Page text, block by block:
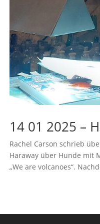
14 01 2025 –
Rachel Carson schrieb
Haraway über Hunde mit
„We are volcanoes“.